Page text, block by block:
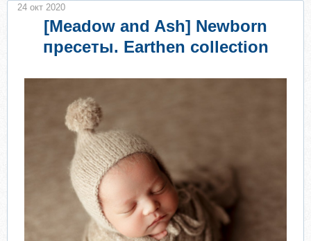
[Meadow and Ash] Newborn
пресеты. Earthen collection
24 окт 2020